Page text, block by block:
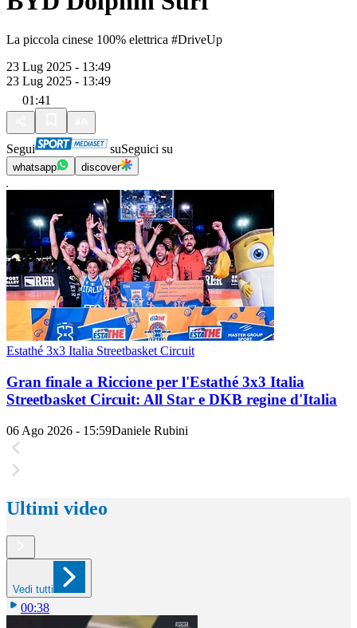
La piccola cinese 100% elettrica #DriveUp
23 Lug 2025 - 13:49
23 Lug 2025 - 13:49
01:41
Segui suSeguici su
whatsapp discover
Estathé 3x3 Italia Streetbasket Circuit
Gran finale a Riccione per l'Estathé 3x3 Italia
Streetbasket Circuit: All Star e DKB regine d'Italia
06 Ago 2026 - 15:59Daniele Rubini
Ultimi video
Vedi tutti
00:38